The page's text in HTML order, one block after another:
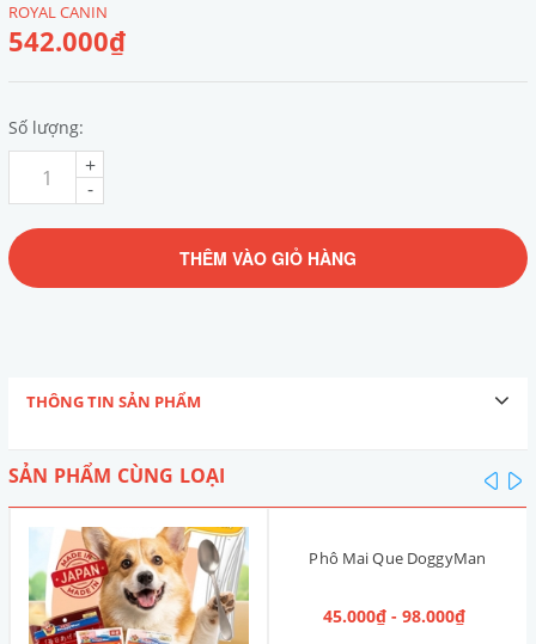
ROYAL CANIN
542.000₫
Số lượng:
-
+
THÊM VÀO GIỎ HÀNG
THÔNG TIN SẢN PHẨM
SẢN PHẨM CÙNG LOẠI
Phô Mai Que DoggyMan
45.000₫ - 98.000₫